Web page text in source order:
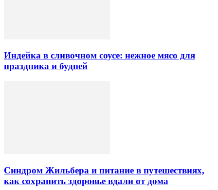
Индейка в сливочном соусе: нежное мясо для
праздника и будней
Синдром Жильбера и питание в путешествиях,
как сохранить здоровье вдали от дома